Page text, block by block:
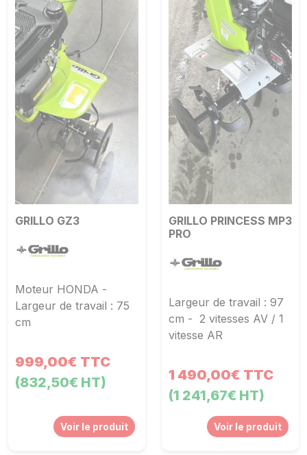
GRILLO GZ3
Moteur HONDA -
Largeur de travail : 75
cm
999,00€ TTC
(832,50€ HT)
Voir le produit
GRILLO PRINCESS MP3
PRO
Largeur de travail : 97
cm - 2 vitesses AV / 1
vitesse AR
1 490,00€ TTC
(1 241,67€ HT)
Voir le produit